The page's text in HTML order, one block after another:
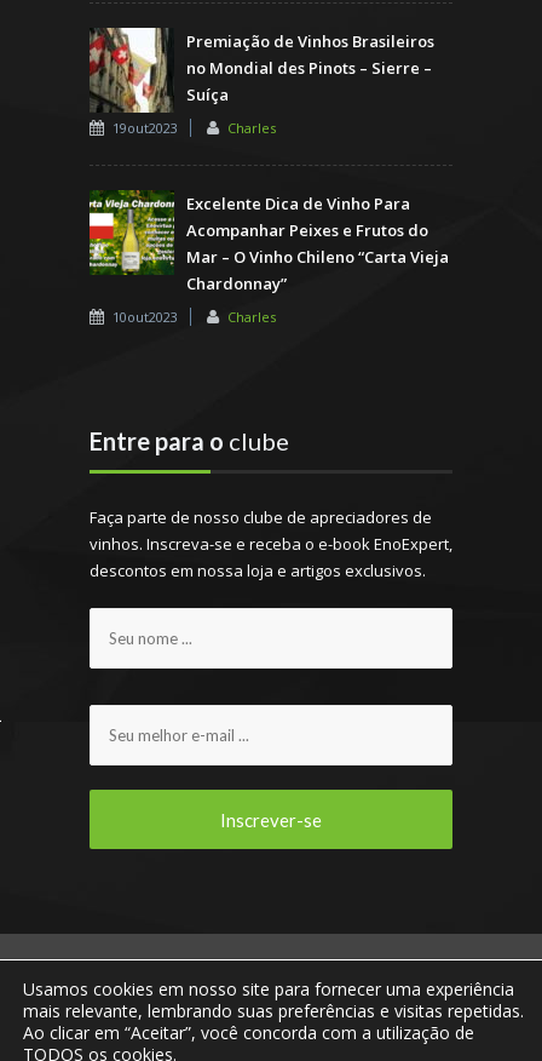
Premiação de Vinhos Brasileiros
no Mondial des Pinots – Sierre –
Suíça
19out2023 Charles
Excelente Dica de Vinho Para
Acompanhar Peixes e Frutos do
Mar – O Vinho Chileno “Carta Vieja
Chardonnay”
10out2023 Charles
Entre para o clube
Faça parte de nosso clube de apreciadores de
vinhos. Inscreva-se e receba o e-book EnoExpert,
descontos em nossa loja e artigos exclusivos.
ENOVIRTUA E VOCÊ CONECTADOS AO MUNDO DO
VINHO! © 2013 - 2023 Todos os direitos
reservados.
Usamos cookies em nosso site para fornecer uma experiência
mais relevante, lembrando suas preferências e visitas repetidas.
Ao clicar em “Aceitar”, você concorda com a utilização de
TODOS os cookies.